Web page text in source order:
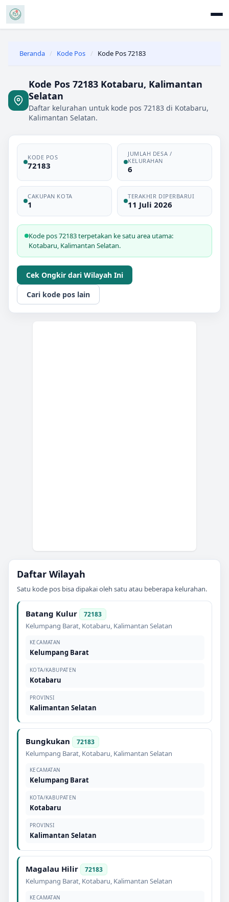
Beranda / Kode Pos / Kode Pos 72183
Kode Pos 72183 Kotabaru, Kalimantan
Selatan
Daftar kelurahan untuk kode pos 72183 di Kotabaru,
Kalimantan Selatan.
KODE POS
72183
JUMLAH DESA /
KELURAHAN
6
CAKUPAN KOTA
1
TERAKHIR DIPERBARUI
11 Juli 2026
Kode pos 72183 terpetakan ke satu area utama:
Kotabaru, Kalimantan Selatan.
Cek Ongkir dari Wilayah Ini
Cari kode pos lain
Daftar Wilayah
Satu kode pos bisa dipakai oleh satu atau beberapa kelurahan.
Batang Kulur 72183
Kelumpang Barat, Kotabaru, Kalimantan Selatan
KECAMATAN
Kelumpang Barat
KOTA/KABUPATEN
Kotabaru
PROVINSI
Kalimantan Selatan
Bungkukan 72183
Kelumpang Barat, Kotabaru, Kalimantan Selatan
KECAMATAN
Kelumpang Barat
KOTA/KABUPATEN
Kotabaru
PROVINSI
Kalimantan Selatan
Magalau Hilir 72183
Kelumpang Barat, Kotabaru, Kalimantan Selatan
KECAMATAN